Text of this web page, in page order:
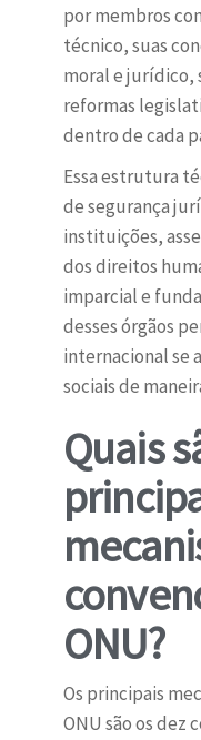
por membros
técnico, suas
moral e jurídico,
reformas
dentro de cada
Essa estrutura
de segurança
instituições,
dos direitos
imparcial e
desses órgãos
internacional se
sociais de
Quais
ONU?
Os principais
ONU são os dez